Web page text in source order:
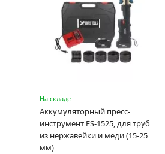
На складе
Аккумуляторный пресс-
инструмент ES-1525, для труб
из нержавейки и меди (15-25
мм)